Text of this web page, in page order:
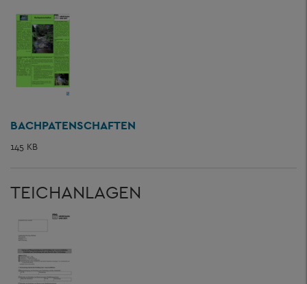
BACHPATENSCHAFTEN
145 KB
TEICHANLAGEN